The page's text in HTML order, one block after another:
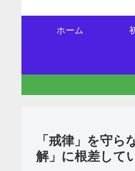
ホーム
「戒律」を守
解」に根差して